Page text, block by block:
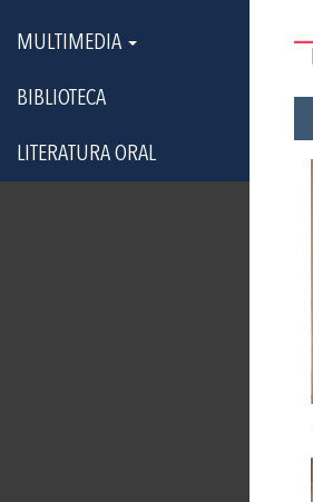
MULTIMEDIA
BIBLIOTECA
LITERATURA ORAL